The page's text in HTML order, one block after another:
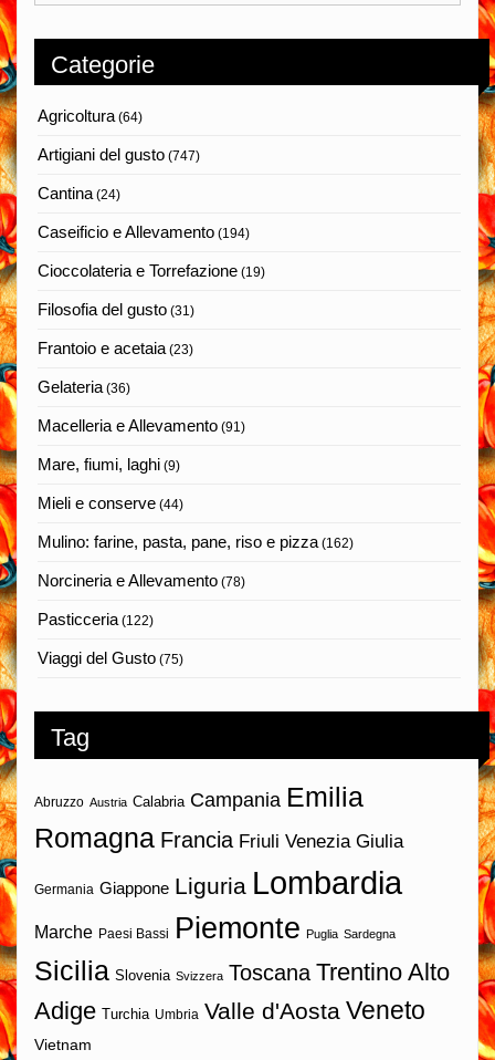
Categorie
Agricoltura(64)
Artigiani del gusto (747)
Cantina(24)
Caseificio e Allevamento (194)
Cioccolateria e Torrefazione (19)
Filosofia del gusto (31)
Frantoio e acetaia(23)
Gelateria(36)
Macelleria e Allevamento (91)
Mare, fiumi, laghi (9)
Mieli e conserve (44)
Mulino: farine, pasta, pane, riso e pizza(162)
Norcineria e Allevamento (78)
Pasticceria(122)
Viaggi del Gusto (75)
Tag
Abruzzo Austria Calabria Campania Emilia
Romagna Francia Friuli Venezia Giulia
Germania Giappone Liguria Lombardia
Marche Paesi Bassi Piemonte Puglia Sardegna
Sicilia Slovenia Svizzera Toscana Trentino Alto
Adige Turchia Umbria Valle d'Aosta Veneto
Vietnam